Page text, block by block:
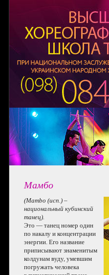
Мамбо
(Mambo (исп.) –
национальный кубинский
танец).
Это — танец номер один
по накалу и концентрации
энергии. Его название
приписывают знаменитым
колдунам вуду, умевшим
погружать человека